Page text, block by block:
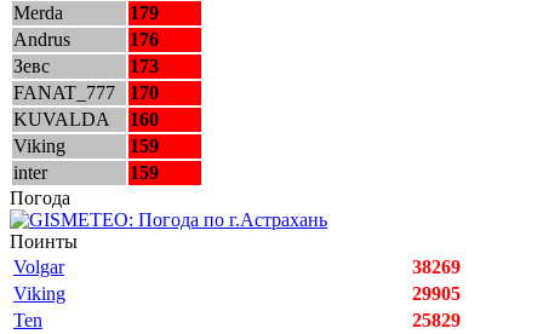
Merda
179
Andrus
176
Зевс
173
FANAT_777
170
KUVALDA
160
Viking
159
inter
159
Погода
Поинты
Volgar
38269
Viking
29905
Ten
25829